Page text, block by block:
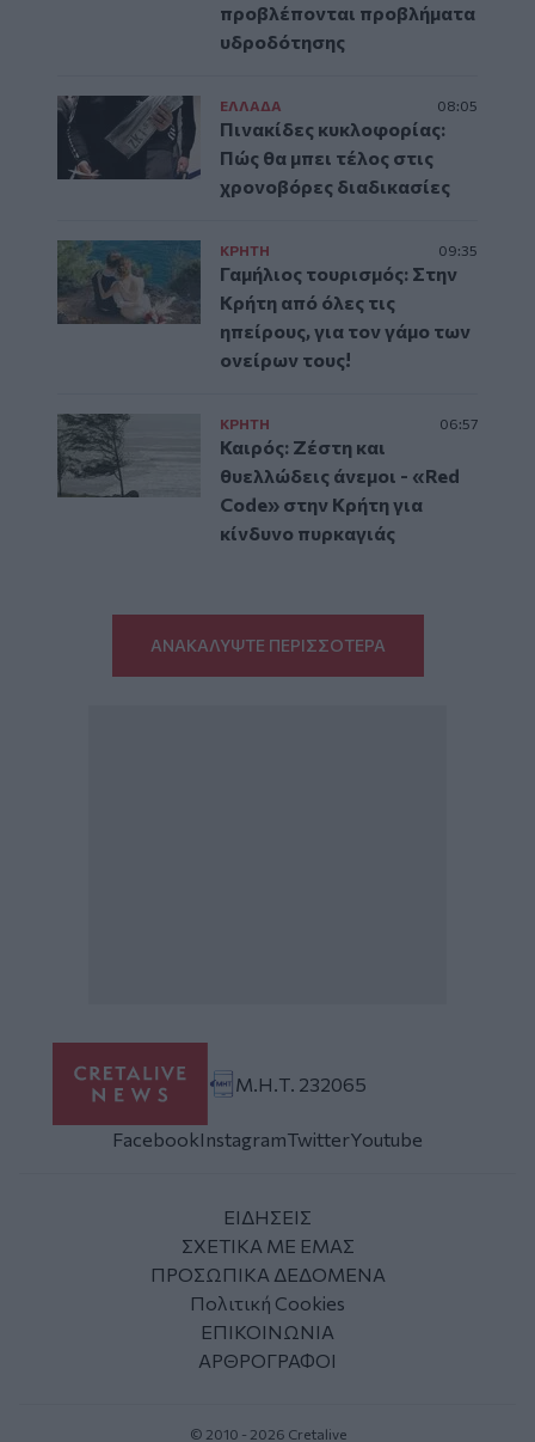
προβλέπονται προβλήματα
υδροδότησης
ΕΛΛAΔΑ 08:05
Πινακίδες κυκλοφορίας:
Πώς θα μπει τέλος στις
χρονοβόρες διαδικασίες
ΚΡΗΤΗ 09:35
Γαμήλιος τουρισμός: Στην
Κρήτη από όλες τις
ηπείρους, για τον γάμο των
ονείρων τους!
ΚΡΗΤΗ 06:57
Καιρός: Ζέστη και
θυελλώδεις άνεμοι - «Red
Code» στην Κρήτη για
κίνδυνο πυρκαγιάς
ΑΝΑΚΑΛΥΨΤΕ ΠΕΡΙΣΣΟΤΕΡΑ
Μ.Η.Τ. 232065
FacebookInstagramTwitterYoutube
ΕΙΔΗΣΕΙΣ
ΣΧΕΤΙΚΑ ΜΕ ΕΜΑΣ
ΠΡΟΣΩΠΙΚΑ ΔΕΔΟΜΕΝΑ
Πολιτική Cookies
ΕΠΙΚΟΙΝΩΝΙΑ
ΑΡΘΡΟΓΡΑΦΟΙ
© 2010 - 2026 Cretalive